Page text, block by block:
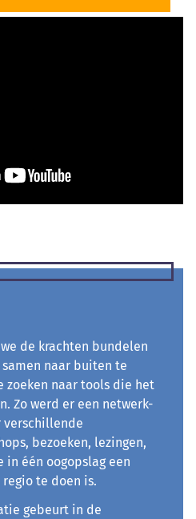
de krachten bundelen
naar buiten te
zoeken naar tools die het
Zo werd er een netwerk-
verschillende
bezoeken, lezingen,
in één oogopslag een
te doen is.
gebeurt in de